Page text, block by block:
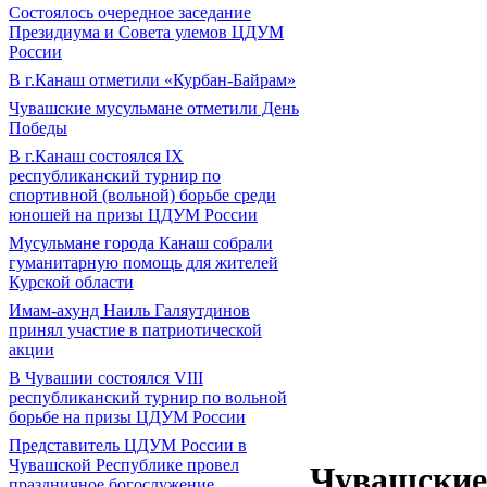
Состоялось очередное заседание
Президиума и Совета улемов ЦДУМ
России
В г.Канаш отметили «Курбан-Байрам»
Чувашские мусульмане отметили День
Победы
В г.Канаш состоялся IX
республиканский турнир по
спортивной (вольной) борьбе среди
юношей на призы ЦДУМ России
Мусульмане города Канаш собрали
гуманитарную помощь для жителей
Курской области
Имам-ахунд Наиль Галяутдинов
принял участие в патриотической
акции
В Чувашии состоялся VIII
республиканский турнир по вольной
борьбе на призы ЦДУМ России
Представитель ЦДУМ России в
Чувашской Республике провел